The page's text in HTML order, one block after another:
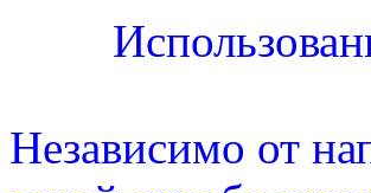
Независимо от